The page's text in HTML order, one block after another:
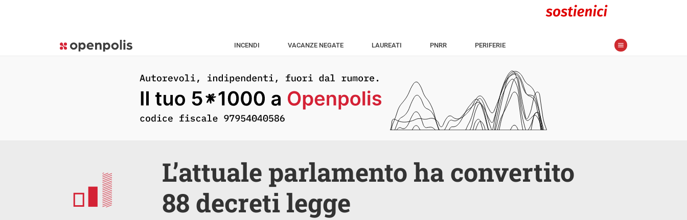
INCENDI VACANZE NEGATE LAUREATI PNRR PERIFERIE
L’attuale parlamento ha convertito
88 decreti legge